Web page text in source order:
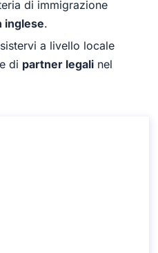
di immigrazione
inglese.
a livello locale
di partner legali nel